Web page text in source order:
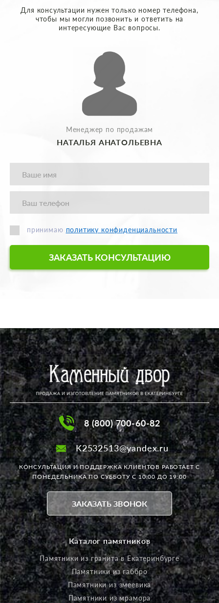
Для консультации нужен только номер телефона,
чтобы мы могли позвонить и ответить на
интересующие Вас вопросы.
Менеджер по продажам
НАТАЛЬЯ АНАТОЛЬЕВНА
принимаю политику конфиденциальности
ЗАКАЗАТЬ КОНСУЛЬТАЦИЮ
8 (800) 700-60-82
K2532513@yandex.ru
КОНСУЛЬТАЦИЯ И ПОДДЕРЖКА КЛИЕНТОВ РАБОТАЕТС
ПОНЕДЕЛЬНИКА ПО СУББОТУ С 10:00 ДО 19:00
ЗАКАЗАТЬ ЗВОНОК
Каталог памятников
Памятники из гранита в Екатеринбурге
Памятники из габбро
Памятники из змеевика
Памятники из мрамора